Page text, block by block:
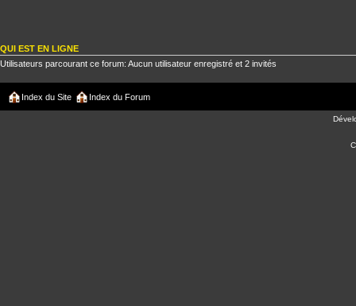
QUI EST EN LIGNE
Utilisateurs parcourant ce forum: Aucun utilisateur enregistré et 2 invités
Index du Site Index du Forum